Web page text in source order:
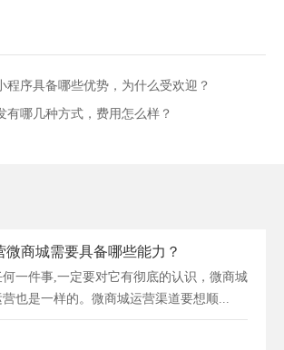
程序具备哪些优势，为什么受欢迎？
有哪几种方式，费用怎么样？
微商城需要具备哪些能力？
何一件事,一定要对它有彻底的认识，微商城
营也是一样的。微商城运营渠道要想顺...